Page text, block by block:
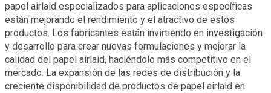
papel airlaid especializados para aplicaciones específicas
están mejorando el rendimiento y el atractivo de estos
productos. Los fabricantes están invirtiendo en investigación
y desarrollo para crear nuevas formulaciones y mejorar la
calidad del papel airlaid, haciéndolo más competitivo en el
mercado. La expansión de las redes de distribución y la
creciente disponibilidad de productos de papel airlaid en